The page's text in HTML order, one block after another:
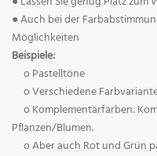
● Auch bei der
Möglichkeiten
Beispiele:
o Pastelltöne
o Verschiedene
o Komplementärfarben:
Pflanzen/Blumen.
o Aber auch Rot und Grün